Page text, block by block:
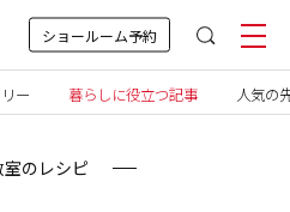
ショールーム予約
ー 暮らしに役立つ記事 人気の
のレシピ